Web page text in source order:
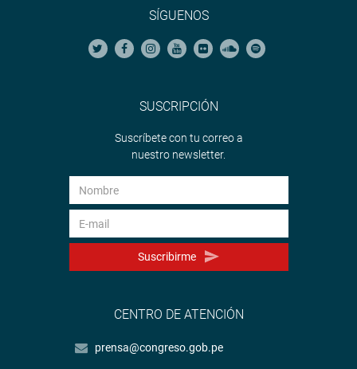
SÍGUENOS
SUSCRIPCIÓN
Suscríbete con tu correo a
nuestro newsletter.
Suscribirme
CENTRO DE ATENCIÓN
prensa@congreso.gob.pe